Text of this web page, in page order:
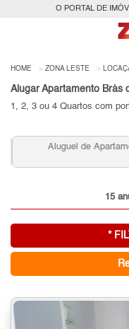
O PORTAL DE
HOME ZONA LESTE
Alugar Apartamento Brás
1, 2, 3 ou 4 Quartos com
Aluguel de
15
*